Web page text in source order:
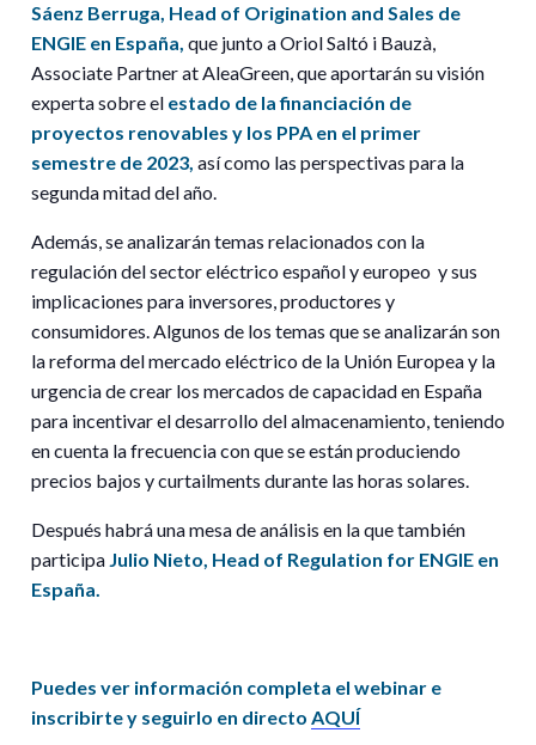
Sáenz Berruga, Head of Origination and Sales de
ENGIE en España, que junto a Oriol Saltó i Bauzà,
Associate Partner at AleaGreen, que aportarán su visión
experta sobre el estado de la financiación de
proyectos renovables y los PPA en el primer
semestre de 2023, así como las perspectivas para la
segunda mitad del año.
Además, se analizarán temas relacionados con la
regulación del sector eléctrico español y europeo y sus
implicaciones para inversores, productores y
consumidores. Algunos de los temas que se analizarán son
la reforma del mercado eléctrico de la Unión Europea y la
urgencia de crear los mercados de capacidad en España
para incentivar el desarrollo del almacenamiento, teniendo
en cuenta la frecuencia con que se están produciendo
precios bajos y curtailments durante las horas solares.
Después habrá una mesa de análisis en la que también
participa Julio Nieto, Head of Regulation for ENGIE en
España.
Puedes ver información completa el webinar e
inscribirte y seguirlo en directo AQUÍ